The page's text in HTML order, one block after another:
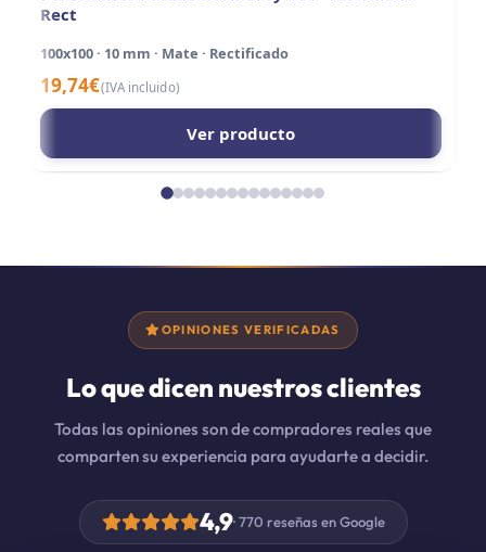
Rect
100x100 · 10 mm · Mate · Rectificado
19,74€(IVA incluido)
Ver producto
OPINIONES VERIFICADAS
Lo que dicen nuestros clientes
Todas las opiniones son de compradores reales que
comparten su experiencia para ayudarte a decidir.
4,9· 770 reseñas en Google